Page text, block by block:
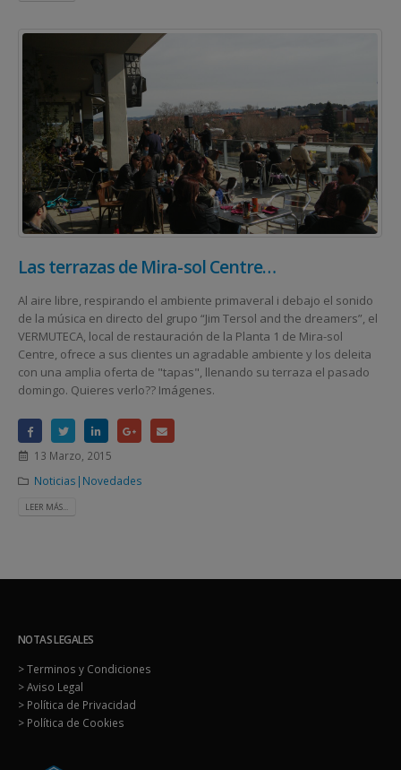
Las terrazas de Mira-sol Centre…
Al aire libre, respirando el ambiente primaveral i debajo el sonido
de la música en directo del grupo “Jim Tersol and the dreamers”, el
VERMUTECA, local de restauración de la Planta 1 de Mira-sol
Centre, ofrece a sus clientes un agradable ambiente y los deleita
con una amplia oferta de "tapas", llenando su terraza el pasado
domingo. Quieres verlo?? Imágenes.
13 Marzo, 2015
Noticias|Novedades
LEER MÁS...
NOTAS LEGALES
> Terminos y Condiciones
> Aviso Legal
> Política de Privacidad
> Política de Cookies